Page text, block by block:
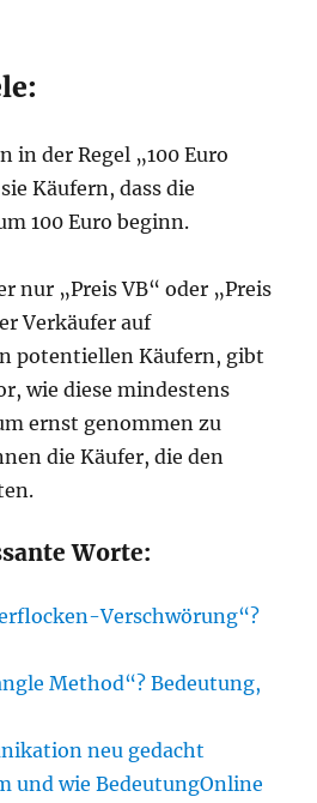
in der Regel „100 Euro
Käufern, dass die
100 Euro beginn.
nur „Preis VB“ oder „Preis
Verkäufer auf
potentiellen Käufern, gibt
wie diese mindestens
ernst genommen zu
die Käufer, die den
Worte:
Verschwörung“?
Method“? Bedeutung,
neu gedacht
und wie BedeutungOnline